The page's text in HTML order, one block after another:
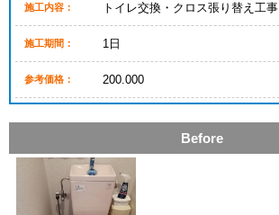
施工内容： トイレ交換・クロス張り替え工事
施工期間： 1日
参考価格： 200.000
Before